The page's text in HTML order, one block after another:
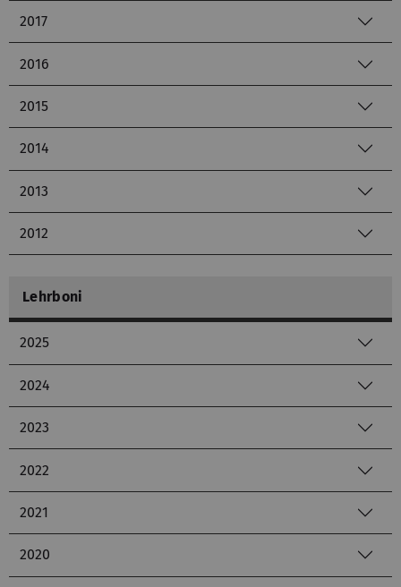
2017
2016
2015
2014
2013
2012
Lehrboni
2025
2024
2023
2022
2021
2020